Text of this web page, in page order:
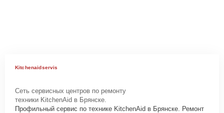
Kitchenaidservis
Сеть сервисных центров по ремонту
техники KitchenAid в Брянске.
Профильный сервис по технике KitchenAid в Брянске. Ремонт